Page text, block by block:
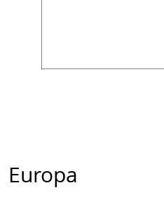
Europa